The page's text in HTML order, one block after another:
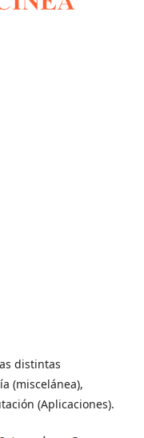
distintas
(miscelánea),
(Aplicaciones).